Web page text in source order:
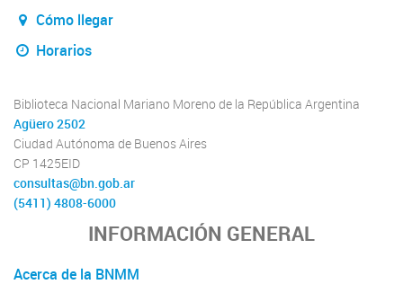
Cómo llegar
Horarios
Biblioteca Nacional Mariano Moreno de la República Argentina
Agüero 2502
Ciudad Autónoma de Buenos Aires
CP 1425EID
consultas@bn.gob.ar
(5411) 4808-6000
INFORMACIÓN GENERAL
Acerca de la BNMM